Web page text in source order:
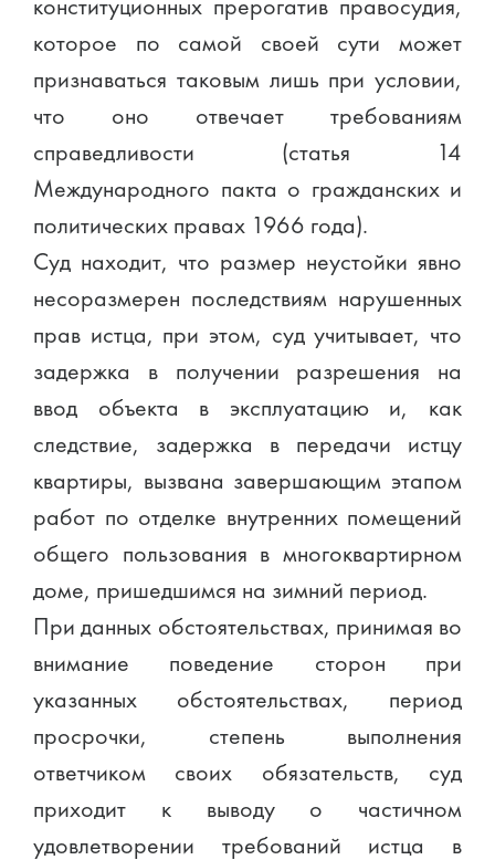
конституционных прерогатив правосудия,
которое по самой своей сути может
признаваться таковым лишь при условии,
что оно отвечает требованиям
справедливости (статья 14
Международного пакта о гражданских и
политических правах 1966 года).
Суд находит, что размер неустойки явно
несоразмерен последствиям нарушенных
прав истца, при этом, суд учитывает, что
задержка в получении разрешения на
ввод объекта в эксплуатацию и, как
следствие, задержка в передачи истцу
квартиры, вызвана завершающим этапом
работ по отделке внутренних помещений
общего пользования в многоквартирном
доме, пришедшимся на зимний период.
При данных обстоятельствах, принимая во
внимание поведение сторон при
указанных обстоятельствах, период
просрочки, степень выполнения
ответчиком своих обязательств, суд
приходит к выводу о частичном
удовлетворении требований истца в